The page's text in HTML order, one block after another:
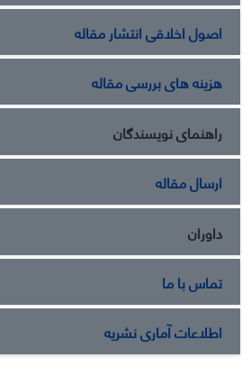
اصول اخلاقی انتشار مقاله
هزینه های بررسی مقاله
راهنمای نویسندگان
ارسال مقاله
داوران
تماس با ما
اطلاعات آماری نشریه